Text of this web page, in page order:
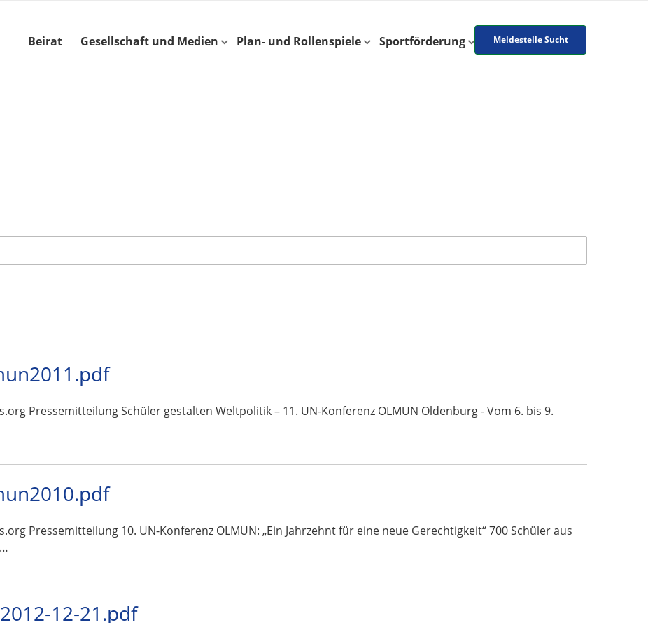
Beirat Gesellschaft und Medien Plan- und Rollenspiele Sportförderung Meldestelle Sucht
Pressemitteilung Schüler gestalten Weltpolitik – 11. UN-Konferenz OLMUN Oldenburg - Vom 6. bis 9.
Pressemitteilung 10. UN-Konferenz OLMUN: „Ein Jahrzehnt für eine neue Gerechtigkeit“ 700 Schüler aus
12-21.pdf